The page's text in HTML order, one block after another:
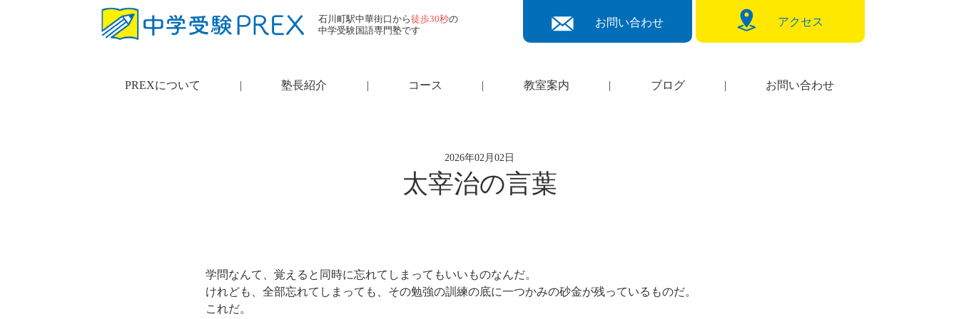
石川町駅中華街口から徒歩30秒の
中学受験国語専門塾です
お問い合わせ アクセス
PREXについて | 塾長紹介 | コース | 教室案内 | ブログ | お問い合わせ
2026年02月02日
太宰治の言葉
学問なんて、覚えると同時に忘れてしまってもいいものなんだ。
けれども、全部忘れてしまっても、その勉強の訓練の底に一つかみの砂金が残っているものだ。
これだ。